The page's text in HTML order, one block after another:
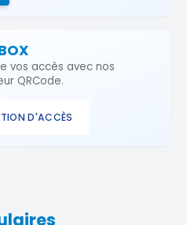
vos accès avec nos
QRCode.
D'ACCÈS